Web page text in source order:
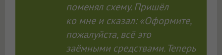
поменял схему. Пришёл
ко мне и сказал: «Оформите,
пожалуйста, всё это
заёмными средствами. Теперь